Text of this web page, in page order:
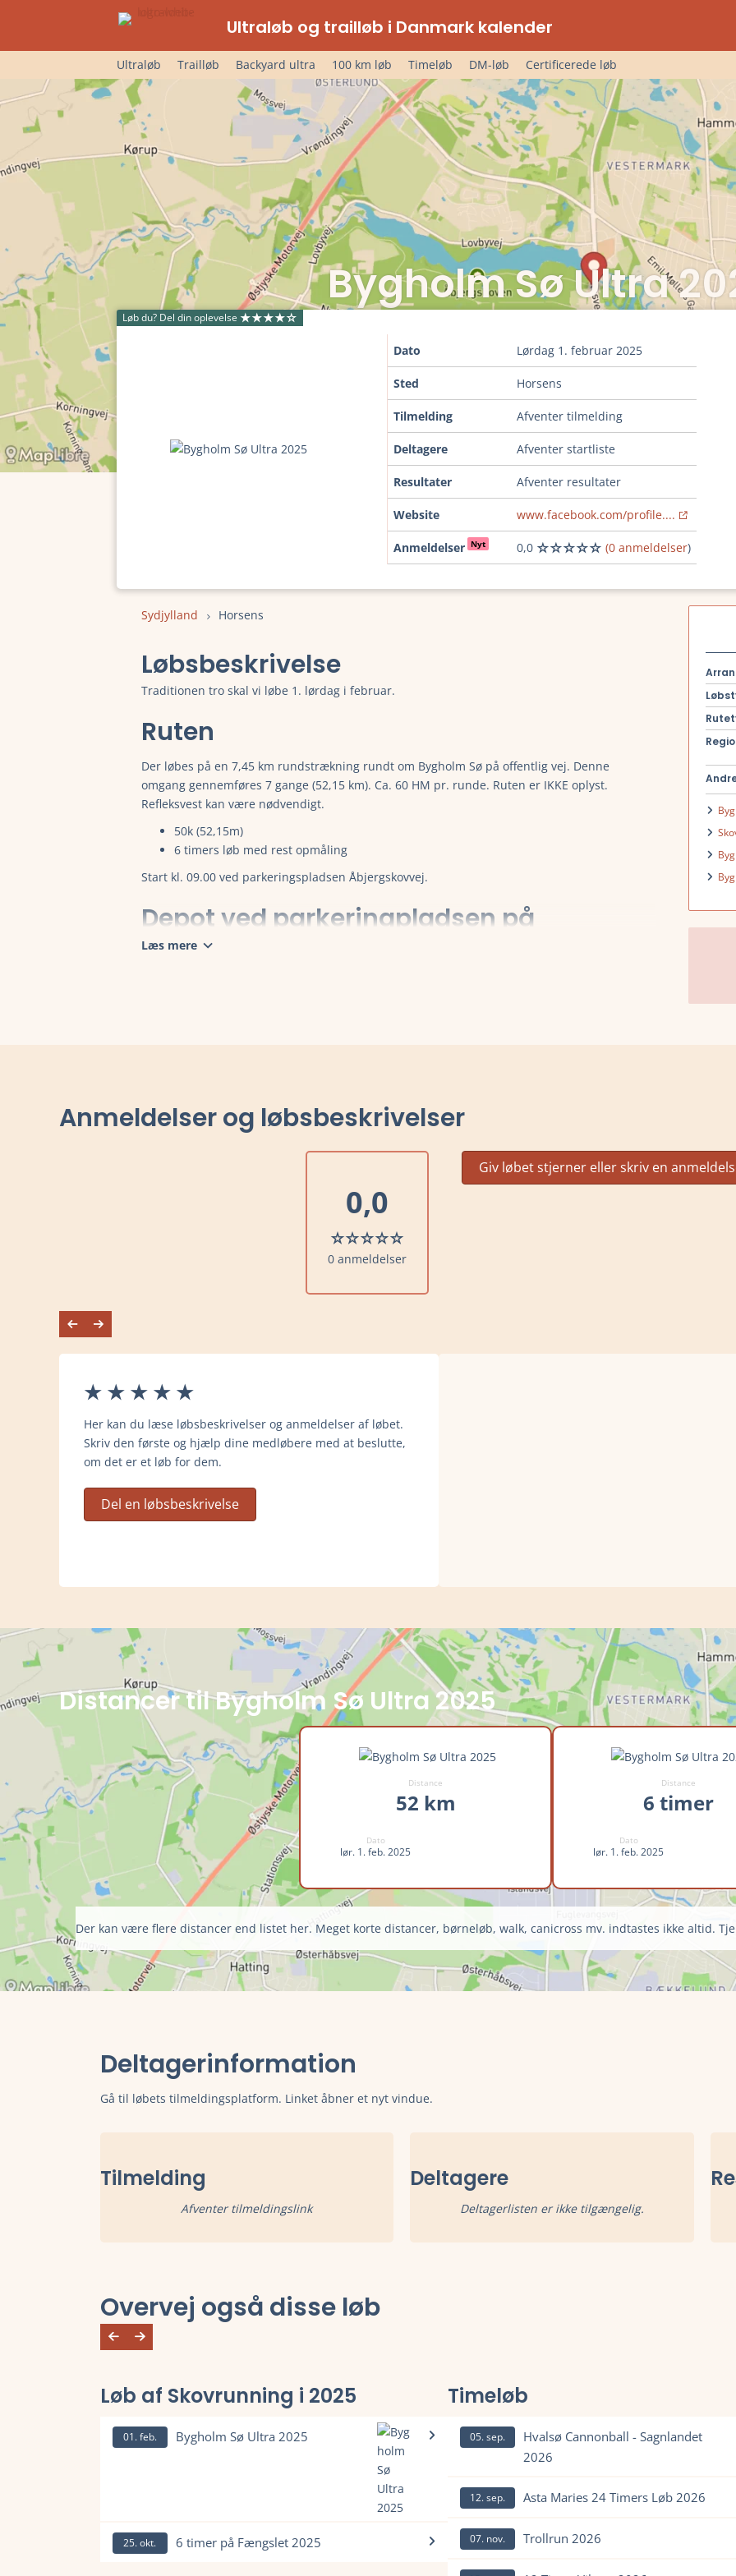
Ultraløb og trailløb i Danmark kalender
Ultraløb Trailløb Backyard ultra 100 km løb Timeløb DM-løb Certificerede løb
Bygholm Sø Ultra
Løb du? Del din oplevelse
Dato lørdag 1. februar 2025
Sted Horsens
Tilmelding Afventer tilmelding
Deltagere Afventer startliste
Resultater Afventer resultater
Website www.facebook.com/profile....
Anmeldelser Nyt 0,0 (0 anmeldelser)
Sydjylland Horsens
Løbsbeskrivelse
Traditionen tro skal vi løbe 1. lørdag i februar.
Ruten
Der løbes på en 7,45 km rundstrækning rundt om Bygholm Sø på offentlig vej. Denne
omgang gennemføres 7 gange (52,15 km). Ca. 60 HM pr. runde. Ruten er IKKE oplyst.
Refleksvest kan være nødvendigt.
50k (52,15m)
6 timers løb med rest opmåling
Start kl. 09.00 ved parkeringspladsen Åbjergskovvej.
Depot ved parkeringpladsen på
Åbjergskovvej:
Læs mere
Anmeldelser og løbsbeskrivelser
0,0
0 anmeldelser
Giv løbet stjerner eller skriv en
Her kan du læse løbsbeskrivelser og anmeldelser af løbet.
Skriv den første og hjælp dine medløbere med at beslutte,
om det er et løb for dem.
Del en løbsbeskrivelse
Distancer til Bygholm Sø Ultra 2025
Distance
52 km
Dato
lør. 1. feb. 2025
Distance
6 timer
Dato
lør. 1. feb. 2025
Der kan være flere distancer end listet her. Meget korte distancer, børneløb, walk, canicross mv. indtastes ikke altid.
Deltagerinformation
Gå til løbets tilmeldingsplatform. Linket åbner et nyt vindue.
Tilmelding
Afventer tilmeldingslink
Deltagere
Deltagerlisten er ikke tilgængelig.
Overvej også disse løb
Løb af Skovrunning i 2025
01. feb. Bygholm Sø Ultra 2025
Læs mere om Bygholm Sø Ultra 2025 og se tilmelding, deltagerliste, resultater, tidligere vindere, rute og meget
25. okt. 6 timer på Fængslet 2025
Læs mere om 6 timer på Fængslet 2025 og se tilmelding, deltagerliste, resultater, tidligere vindere, rute og meget
Timeløb
05. sep.
Hvalsø Cannonball - Sagnlandet
2026
Læs mere om Hvalsø Cannonball - Sagnlandet
12. sep. Asta Maries 24 Timers Løb 2026
Læs mere om Asta Maries 24 Timers Løb 2026 og
07. nov. Trollrun 2026
Læs mere om Trollrun 2026 og se tilmelding,